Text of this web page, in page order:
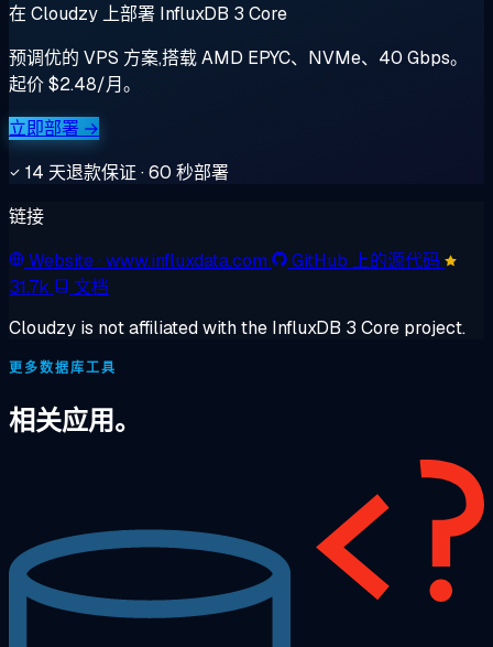
在 Cloudzy 上部署 InfluxDB 3 Core
预调优的 VPS 方案,搭载 AMD EPYC、NVMe、40 Gbps。
起价 $2.48/月。
立即部署 →
14 天退款保证 · 60 秒部署
链接
Website· www.influxdata.com
GitHub 上的源代码
31.7k
文档
Cloudzy is not affiliated with the InfluxDB 3 Core project.
更多数据库工具
相关应用。